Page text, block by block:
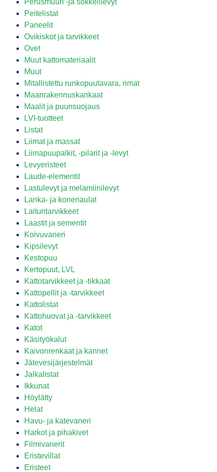
Peitelistat
Paneelit
Ovikiskot ja tarvikkeet
Ovet
Muut kattomateriaalit
Muut
Mitallistettu runkopuutavara, rimat
Maanrakennuskankaat
Maalit ja puunsuojaus
LVI-tuotteet
Listat
Liimat ja massat
Liimapuupalkit, -pilarit ja -levyt
Levyeristeet
Laude-elementit
Lastulevyt ja melamiinilevyt
Lanka- ja konenaulat
Laituritarvikkeet
Laastit ja sementit
Koivuvaneri
Kipsilevyt
Kestopuu
Kertopuut, LVL
Kattotarvikkeet ja -tikkaat
Kattopellit ja -tarvikkeet
Kattolistat
Kattohuovat ja -tarvikkeet
Katot
Käsityökalut
Kaivonrenkaat ja kannet
Jätevesijärjestelmät
Jalkalistat
Ikkunat
Höylätty
Helat
Havu- ja katevaneri
Harkot ja pihakivet
Filmivanerit
Eristevillat
Eristeet